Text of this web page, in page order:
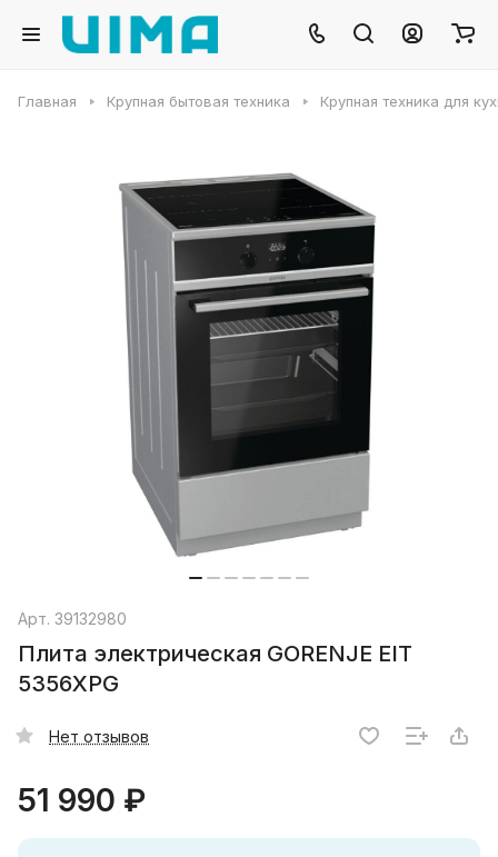
Главная Крупная бытовая техника Крупная техника для
Арт. 39132980
Плита электрическая GORENJE EIT
5356XPG
Нет отзывов
51 990 ₽